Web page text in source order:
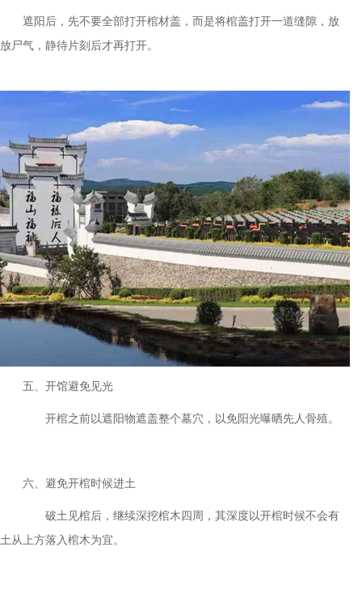
遮阳后，先不要全部打开棺材盖，而是将棺盖打开一道缝隙，放
放尸气，静待片刻后才再打开。
五、开馆避免见光
开棺之前以遮阳物遮盖整个墓穴，以免阳光曝晒先人骨殖。
六、避免开棺时候进土
破土见棺后，继续深挖棺木四周，其深度以开棺时候不会有
土从上方落入棺木为宜。